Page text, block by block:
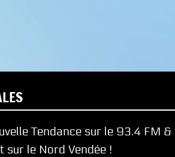
Tendance sur le 93.4 FM &
le Nord Vendée !